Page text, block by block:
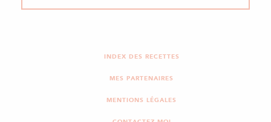
INDEX DES RECETTES
MES PARTENAIRES
MENTIONS LÉGALES